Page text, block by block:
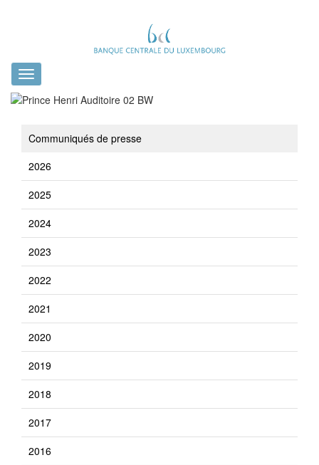
Toggle
navigation
Communiqués de presse
2026
2025
2024
2023
2022
2021
2020
2019
2018
2017
2016